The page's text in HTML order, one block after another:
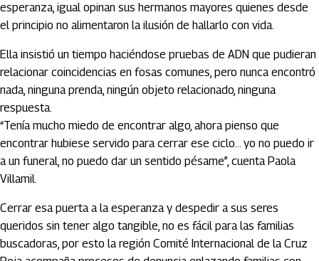
esperanza, igual opinan sus hermanos mayores quienes desde
el principio no alimentaron la ilusión de hallarlo con vida.
Ella insistió un tiempo haciéndose pruebas de ADN que pudieran
relacionar coincidencias en fosas comunes, pero nunca encontró
nada, ninguna prenda, ningún objeto relacionado, ninguna
respuesta.
“Tenía mucho miedo de encontrar algo, ahora pienso que
encontrar hubiese servido para cerrar ese ciclo… yo no puedo ir
a un funeral, no puedo dar un sentido pésame”, cuenta Paola
Villamil.
Cerrar esa puerta a la esperanza y despedir a sus seres
queridos sin tener algo tangible, no es fácil para las familias
buscadoras, por esto la región Comité Internacional de la Cruz